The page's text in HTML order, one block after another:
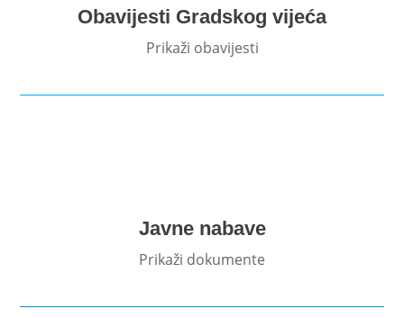
Obavijesti Gradskog vijeća
Prikaži obavijesti
Javne nabave
Prikaži dokumente